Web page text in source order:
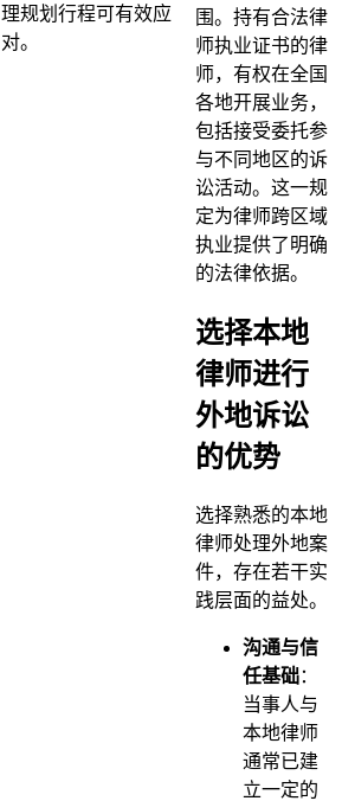
理规划行程可有效应
对。
围。持有合法律
师执业证书的律
师，有权在全国
各地开展业务，
包括接受委托参
与不同地区的诉
讼活动。这一规
定为律师跨区域
执业提供了明确
的法律依据。
选择本地
律师进行
外地诉讼
的优势
选择熟悉的本地
律师处理外地案
件，存在若干实
践层面的益处。
沟通与信
任基础：
当事人与
本地律师
通常已建
立一定的